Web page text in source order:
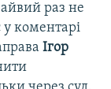
раз не
коментарі
Ігор